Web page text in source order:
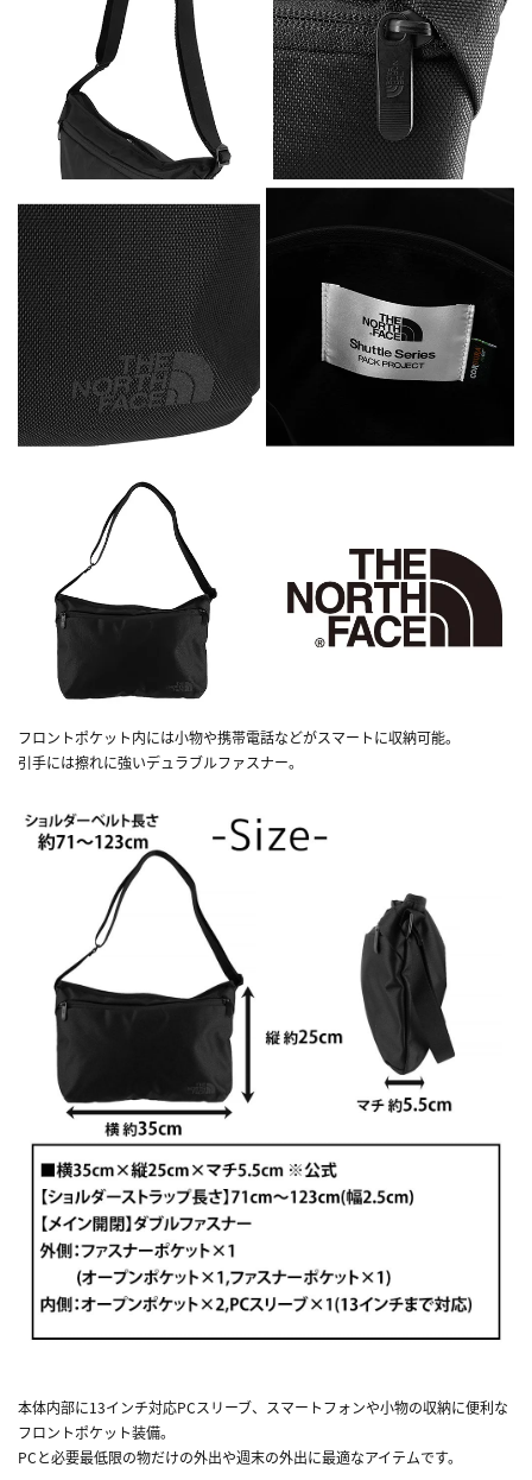
フロントポケット内には小物や携帯電話などがスマートに収納可能。
引手には擦れに強いデュラブルファスナー。
本体内部に13インチ対応PCスリーブ、スマートフォンや小物の収納に便利な
フロントポケット装備。
PCと必要最低限の物だけの外出や週末の外出に最適なアイテムです。